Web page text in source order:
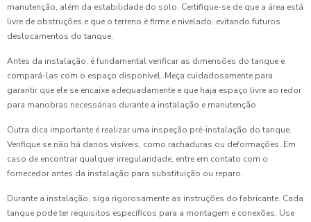
manutenção, além da estabilidade do solo. Certifique-se de que a área está
livre de obstruções e que o terreno é firme e nivelado, evitando futuros
deslocamentos do tanque.
Antes da instalação, é fundamental verificar as dimensões do tanque e
compará-las com o espaço disponível. Meça cuidadosamente para
garantir que ele se encaixe adequadamente e que haja espaço livre ao redor
para manobras necessárias durante a instalação e manutenção.
Outra dica importante é realizar uma inspeção pré-instalação do tanque.
Verifique se não há danos visíveis, como rachaduras ou deformações. Em
caso de encontrar qualquer irregularidade, entre em contato com o
fornecedor antes da instalação para substituição ou reparo.
Durante a instalação, siga rigorosamente as instruções do fabricante. Cada
tanque pode ter requisitos específicos para a montagem e conexões. Use